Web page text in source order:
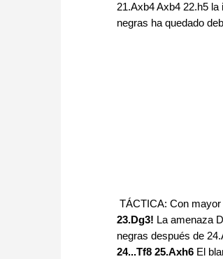
21.Axb4 Axb4 22.h5
negras ha quedado
TÁCTICA: Con
23.Dg3! La amenaza
negras después de
24...Tf8 25.Axh6 El